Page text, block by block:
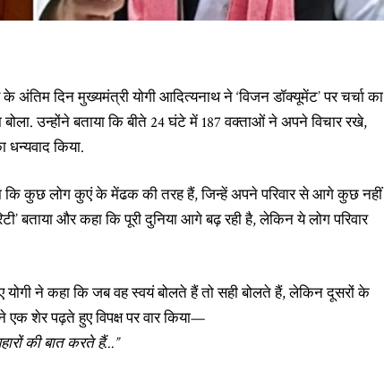
दिन मुख्यमंत्री योगी आदित्यनाथ ने ‘विजन डॉक्यूमेंट’ पर चर्चा का
उन्होंने बताया कि बीते 24 घंटे में 187 वक्ताओं ने अपने विचार रखे,
किया.
कि कुछ लोग कुएं के मेंढक की तरह हैं, जिन्हें अपने परिवार से आगे कुछ नहीं
बताया और कहा कि पूरी दुनिया आगे बढ़ रही है, लेकिन ये लोग परिवार
योगी ने कहा कि जब वह स्वयं बोलते हैं तो सही बोलते हैं, लेकिन दूसरों के
एक शेर पढ़ते हुए विपक्ष पर वार किया—
की बात करते हैं…”